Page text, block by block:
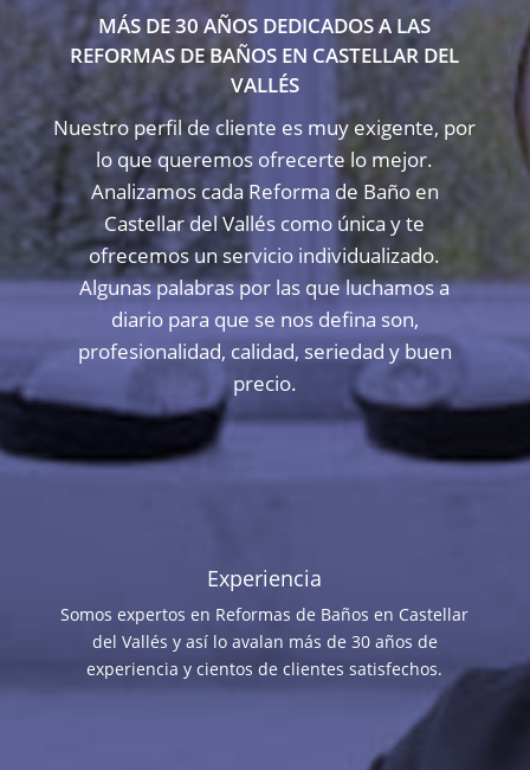
MÁS DE 30 AÑOS DEDICADOS A LAS
REFORMAS DE BAÑOS EN CASTELLAR DEL
VALLÉS
Nuestro perfil de cliente es muy exigente, por
lo que queremos ofrecerte lo mejor.
Analizamos cada Reforma de Baño en
Castellar del Vallés como única y te
ofrecemos un servicio individualizado.
Algunas palabras por las que luchamos a
diario para que se nos defina son,
profesionalidad, calidad, seriedad y buen
precio.
Experiencia
Somos expertos en Reformas de Baños en Castellar
del Vallés y así lo avalan más de 30 años de
experiencia y cientos de clientes satisfechos.